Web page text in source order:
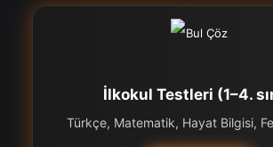
İlkokul Testleri (1–4.
Türkçe, Matematik, Hayat Bilgisi,